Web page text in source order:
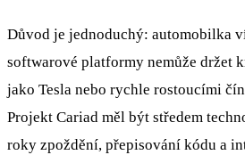
Důvod je jednoduchý: automobilka
softwarové platformy nemůže držet
jako Tesla nebo rychle rostoucími
Projekt Cariad měl být středem
roky zpoždění, přepisování kódu a